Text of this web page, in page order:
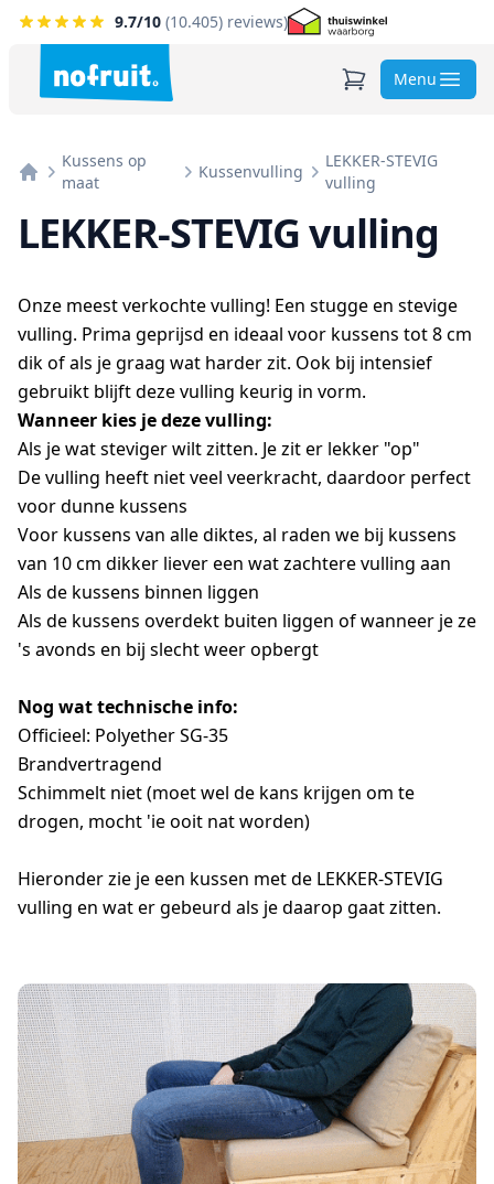
9.7/10 (10.405) reviews)
Menu
Home
Kussens op
maat
Kussenvulling
LEKKER-STEVIG
vulling
LEKKER-STEVIG vulling
Onze meest verkochte vulling! Een stugge en stevige
vulling. Prima geprijsd en ideaal voor kussens tot 8 cm
dik of als je graag wat harder zit. Ook bij intensief
gebruikt blijft deze vulling keurig in vorm.
Wanneer kies je deze vulling:
Als je wat steviger wilt zitten. Je zit er lekker "op"
De vulling heeft niet veel veerkracht, daardoor perfect
voor dunne kussens
Voor kussens van alle diktes, al raden we bij kussens
van 10 cm dikker liever een wat zachtere vulling aan
Als de kussens binnen liggen
Als de kussens overdekt buiten liggen of wanneer je ze
's avonds en bij slecht weer opbergt
Nog wat technische info:
Officieel: Polyether SG-35
Brandvertragend
Schimmelt niet (moet wel de kans krijgen om te
drogen, mocht 'ie ooit nat worden)
Hieronder zie je een kussen met de LEKKER-STEVIG
vulling en wat er gebeurd als je daarop gaat zitten.